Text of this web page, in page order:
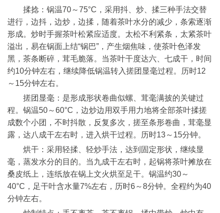
揉捻：锅温70～75°C，采用抖、炒、揉三种手法交替
进行，边抖，边炒，边揉，随着茶叶水分的减少，条索逐渐
形成。炒时手握茶叶松紧应适度。太松不利紧条，太紧茶叶
溢出，易在锅面上结“锅巴”，产生烟焦味，使茶叶色泽发
黑，茶条断碎，茸毛脆落。当茶叶干度达六、七成干，时间
约10分钟左右，继续降低锅温转入搓团显毫过程。历时12
～15分钟左右。
搓团显毫：是形成形状卷曲似螺、茸毫满披的关键过
程。锅温50～60°C，边炒边用双手用力地将全部茶叶揉搓
成数个小团，不时抖散，反复多次，搓至条形卷曲，茸毫显
露，达八成干左右时，进入烘干过程。历时13～15分钟。
烘干：采用轻揉、轻炒手法，达到固定形状，继续显
毫，蒸发水分的目的。当九成干左右时，起锅将茶叶摊放在
桑皮纸上，连纸放在锅上文火烘至足干。锅温约30～
40°C，足干叶含水量7%左右，历时6～8分钟。全程约为40
分钟左右。